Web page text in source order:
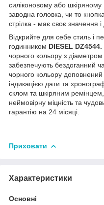
силіконовому або
заводна головка, чи то
стрілка - має своє значення
Відкрийте для себе стиль і
годинником DIESEL DZ4544.
чорного кольору з
забезпечують бездоганний
чорного кольору
індикацією дати та
склом та шкіряним
неймовірну міцність та
гарантію на 24 місяці.
Приховати
Характеристики
Основні